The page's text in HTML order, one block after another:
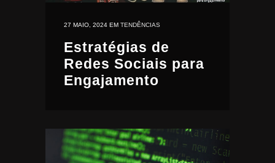
27 MAIO, 2024 EM TENDÊNCIAS
Estratégias de
Redes Sociais para
Engajamento